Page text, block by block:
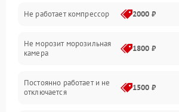
Электропитание
Дренаж
Не работает компрессор 2000 ₽
Не морозит морозильная
камера
1800 ₽
Постоянно работает и не
отключается
1500 ₽